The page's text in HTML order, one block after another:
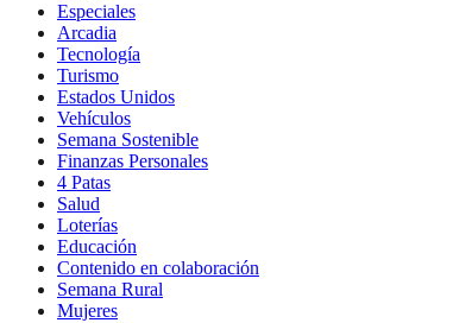
Especiales
Arcadia
Tecnología
Turismo
Estados Unidos
Vehículos
Semana Sostenible
Finanzas Personales
4 Patas
Salud
Loterías
Educación
Contenido en colaboración
Semana Rural
Mujeres